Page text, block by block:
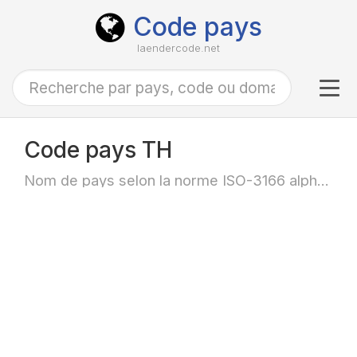
Code pays
laendercode.net
Code pays TH
Nom de pays selon la norme ISO-3166 alpha-2